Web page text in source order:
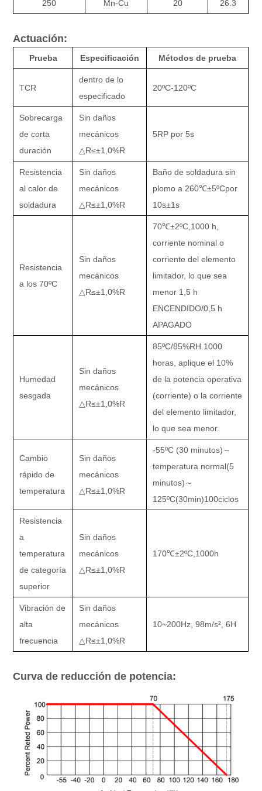
250 Mn-Cu 20 26.3
Actuación:
Prueba Especificación Métodos de prueba
TCR
dentro de lo
especificado
20ºC-120ºC
Sobrecarga
de corta
duración
Sin daños
mecánicos
△R≤±1,0%R
5RP por 5s
Resistencia
al calor de
soldadura
Sin daños
mecánicos
△R≤±1,0%R
Baño de soldadura sin
plomo a 260℃±5ºCpor
10s±1s
Resistencia
a los 70ºC
Sin daños
mecánicos
△R≤±1,0%R
70℃±2ºC, 1000 h,
corriente nominal o
corriente del elemento
limitador, lo que sea
menor 1,5 h
ENCENDIDO/0,5 h
APAGADO
Humedad
sesgada
Sin daños
mecánicos
△R≤±1,0%R
85ºC/85%RH.1000
horas, aplique el 10%
de la potencia operativa
(corriente) o la corriente
del elemento limitador,
lo que sea menor.
Cambio
rápido de
temperatura
Sin daños
mecánicos
△R≤±1,0%R
-55ºC (30 minutos)～
temperatura normal(5
minutos)～
125ºC(30min)100ciclos
Resistencia
a
temperatura
de categoría
superior
Sin daños
mecánicos
△R≤±1,0%R
170℃±2ºC, 1000h
Vibración de
alta
frecuencia
Sin daños
mecánicos
△R≤±1,0%R
10~200Hz, 98m/s² , 6H
Curva de reducción de potencia: